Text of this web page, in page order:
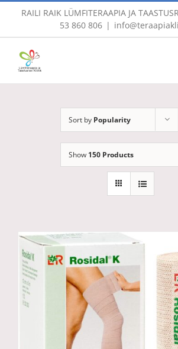
content
RAILI RAIK LÜMFITERAAPIA JA
53 860 806 |
Sort by Popularity
Show 150 Products